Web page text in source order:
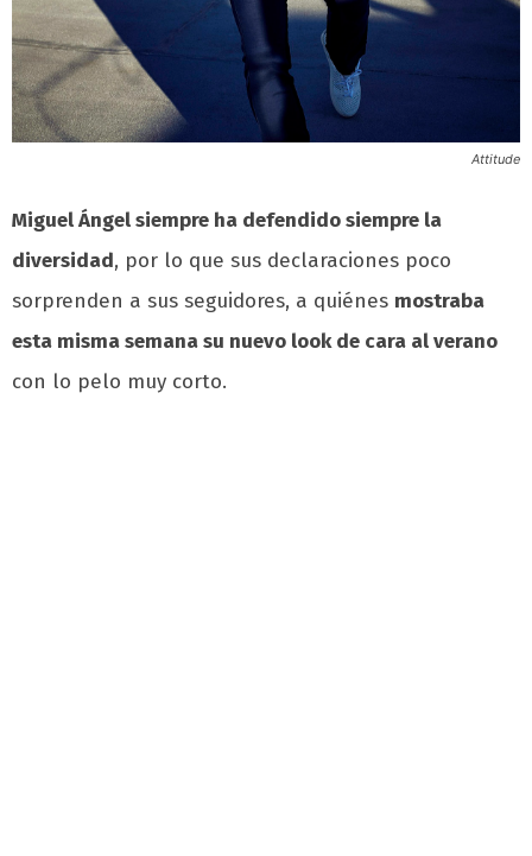
Attitude
Miguel Ángel siempre ha defendido siempre la
diversidad, por lo que sus declaraciones poco
sorprenden a sus seguidores, a quiénes mostraba
esta misma semana su nuevo look de cara al verano
con lo pelo muy corto.